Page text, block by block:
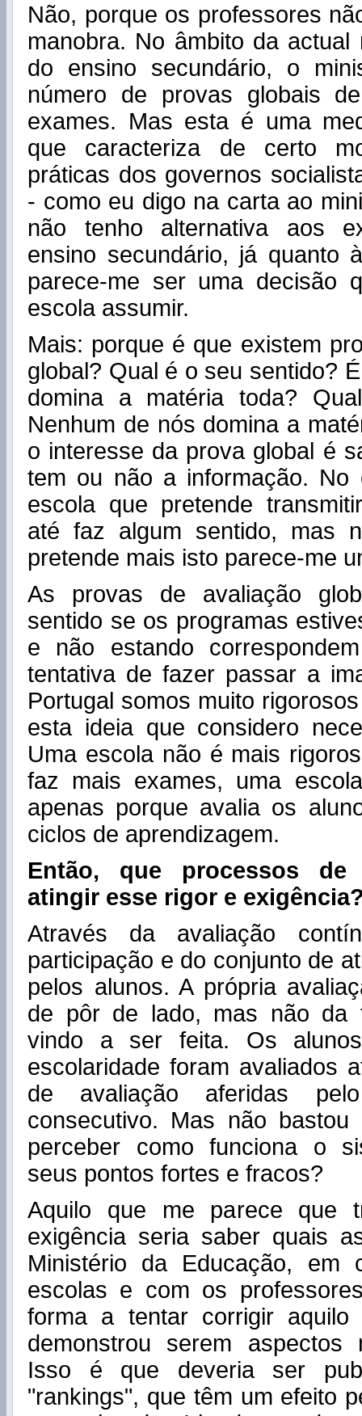
Não, porque os professores
manobra. No âmbito da actual
do ensino secundário, o
número de provas globais
exames. Mas esta é uma
que caracteriza de certo
práticas dos governos
- como eu digo na carta ao
não tenho alternativa aos
ensino secundário, já quanto
parece-me ser uma decisão
escola assumir.
Mais: porque é que existem
global? Qual é o seu sentido?
domina a matéria toda?
Nenhum de nós domina a
o interesse da prova global é
tem ou não a informação. No
escola que pretende
até faz algum sentido, mas
pretende mais isto parece-me
As provas de avaliação
sentido se os programas
e não estando
tentativa de fazer passar a
Portugal somos muito
esta ideia que considero
Uma escola não é mais
faz mais exames, uma
apenas porque avalia os
ciclos de aprendizagem.
Então, que processos de
atingir esse rigor e
Através da avaliação
participação e do conjunto de
pelos alunos. A própria
de pôr de lado, mas não da
vindo a ser feita. Os
escolaridade foram avaliados
de avaliação aferidas
consecutivo. Mas não
perceber como funciona o
seus pontos fortes e fracos?
Aquilo que me parece que
exigência seria saber quais
Ministério da Educação, em
escolas e com os
forma a tentar corrigir aquilo
demonstrou serem aspectos
Isso é que deveria ser
"rankings", que têm um efeito